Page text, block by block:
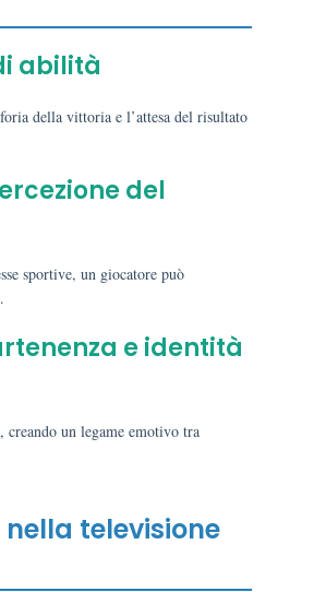
abilità
della vittoria e l’attesa del risultato
del
sportive, un giocatore può
e identità
un legame emotivo tra
televisione